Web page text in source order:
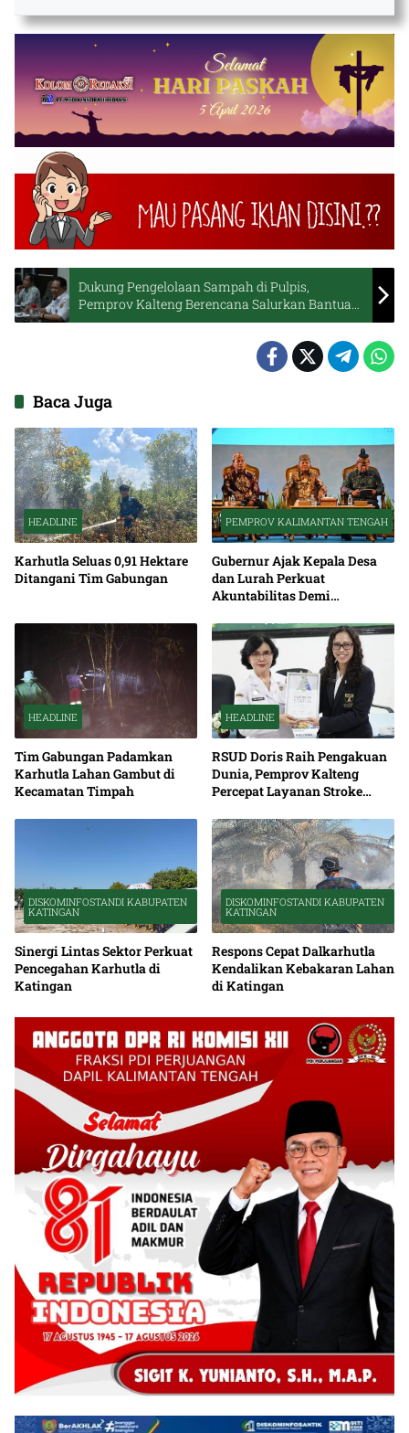
Dukung Pengelolaan Sampah di Pulpis,
Pemprov Kalteng Berencana Salurkan Bantuan
Peralatan
Baca Juga
HEADLINE
Karhutla Seluas 0,91 Hektare
Ditangani Tim Gabungan
PEMPROV KALIMANTAN TENGAH
Gubernur Ajak Kepala Desa
dan Lurah Perkuat
Akuntabilitas Demi
Kalteng
HEADLINE
Tim Gabungan Padamkan
Karhutla Lahan Gambut di
Kecamatan Timpah
HEADLINE
RSUD Doris Raih Pengakuan
Dunia, Pemprov Kalteng
Percepat Layanan Stroke
DISKOMINFOSTANDI KABUPATEN
KATINGAN
Sinergi Lintas Sektor Perkuat
Pencegahan Karhutla di
Katingan
DISKOMINFOSTANDI KABUPATEN
KATINGAN
Respons Cepat Dalkarhutla
Kendalikan Kebakaran Lahan
di Katingan